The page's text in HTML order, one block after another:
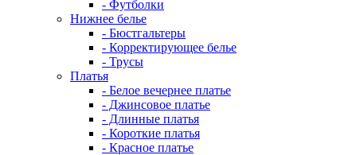
- Футболки
Нижнее белье
- Бюстгальтеры
- Корректирующее белье
- Трусы
Платья
- Белое вечернее платье
- Джинсовое платье
- Длинные платья
- Короткие платья
- Красное платье